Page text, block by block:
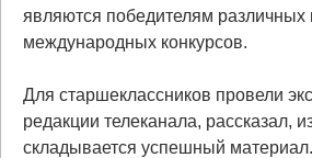
являются победителям различных
международных конкурсов.
Для старшеклассников провели
редакции телеканала, рассказал,
складывается успешный